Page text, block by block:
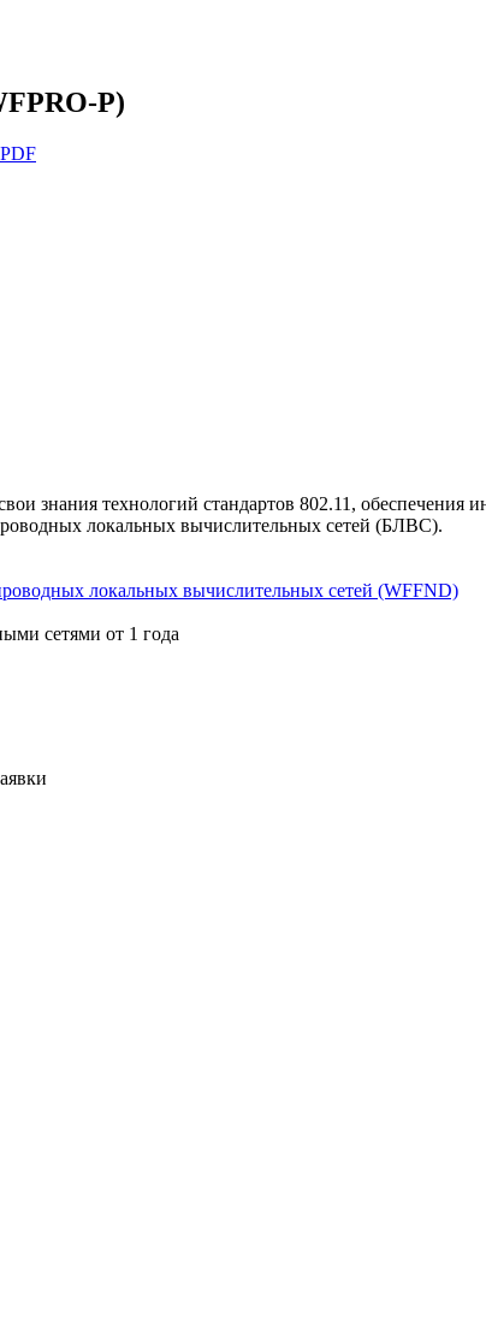
P)
знания технологий стандартов 802.11, обеспечения
локальных вычислительных сетей (БЛВС).
локальных вычислительных сетей (WFFND)
сетями от 1 года